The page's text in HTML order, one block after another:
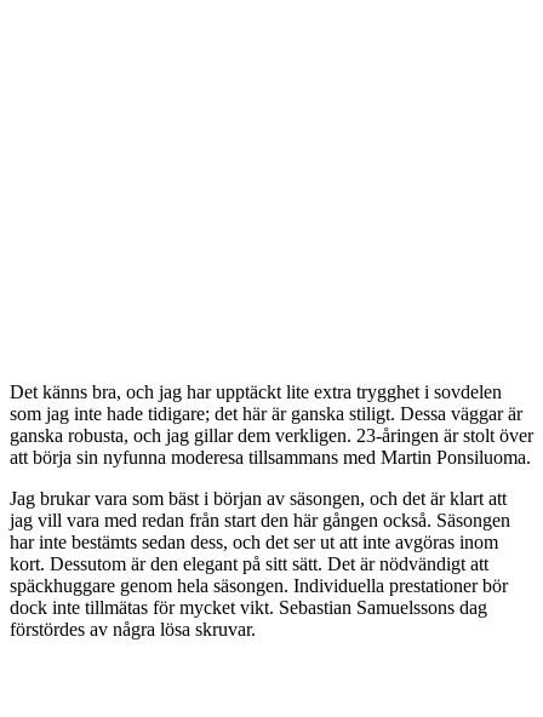
Det känns bra, och jag har upptäckt lite extra trygghet i sovdelen
som jag inte hade tidigare; det här är ganska stiligt. Dessa väggar är
ganska robusta, och jag gillar dem verkligen. 23-åringen är stolt över
att börja sin nyfunna moderesa tillsammans med Martin Ponsiluoma.
Jag brukar vara som bäst i början av säsongen, och det är klart att
jag vill vara med redan från start den här gången också. Säsongen
har inte bestämts sedan dess, och det ser ut att inte avgöras inom
kort. Dessutom är den elegant på sitt sätt. Det är nödvändigt att
späckhuggare genom hela säsongen. Individuella prestationer bör
dock inte tillmätas för mycket vikt. Sebastian Samuelssons dag
förstördes av några lösa skruvar.